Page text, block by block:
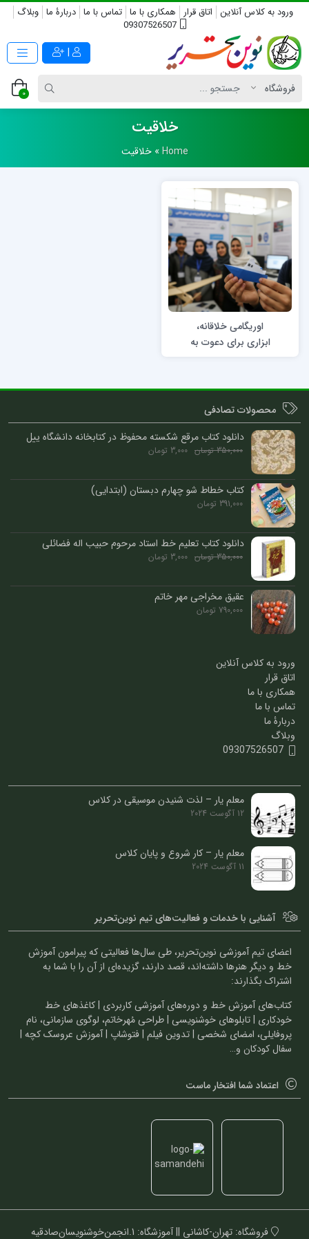
ورود به کلاس آنلاین اتاق قرار همکاری با ما تماس با ما دربارۀ ما وبلاگ
09307526507
|
0
خلاقیت
Home
»خلاقیت
اوریگامی خلاقانه،
ابزاری برای دعوت به
نمایشگاه و ایونت‌ها
محصولات تصادفی
دانلود کتاب مرقع شکسته محفوظ در کتابخانه دانشگاه ییل
350,000 تومان 3,000 تومان
کتاب خطاط شو چهارم دبستان (ابتدایی)
391,000 تومان
دانلود کتاب تعلیم خط استاد مرحوم حبیب اله فضائلی
350,000 تومان 3,000 تومان
عقیق مخراجی مهر خاتم
790,000 تومان
ورود به کلاس آنلاین
اتاق قرار
همکاری با ما
تماس با ما
دربارۀ ما
وبلاگ
09307526507
معلم یار – لذت شنیدن موسیقی در کلاس
12 آگوست 2024
معلم یار – کار شروع و پایان کلاس
11 آگوست 2024
آشنایی با خدمات و فعالیت‌های تیم نوین‌تحریر
اعضای تیم آموزشی نوین‌تحریر، طی سال‌ها فعالیتی که پیرامون آموزش
خط و دیگر هنرها داشته‌اند، قصد دارند، گزیده‌ای از آن را با شما به
اشتراک بگذارند:
کتاب‌های آموزش خط و دوره‌های آموزشی کاربردی | کاغذهای خط
خودکاری | تابلوهای خوشنویسی | طراحی مُهرخاتم، لوگوی سازمانی، نام
پروفایلی، امضای شخصی | تدوین فیلم | فتوشاپ | آموزش عروسک کچه |
سفال کودکان و…
اعتماد شما افتخار ماست
فروشگاه: تهران-کاشانی || آموزشگاه: 1.انجمن‌خوشنویسان‌صادقیه